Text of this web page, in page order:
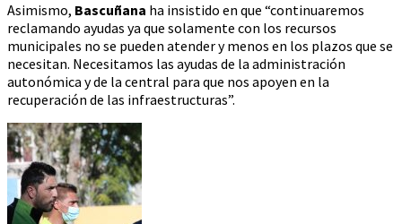
Asimismo, Bascuñana ha insistido en que “continuaremos
reclamando ayudas ya que solamente con los recursos
municipales no se pueden atender y menos en los plazos que se
necesitan. Necesitamos las ayudas de la administración
autonómica y de la central para que nos apoyen en la
recuperación de las infraestructuras”.